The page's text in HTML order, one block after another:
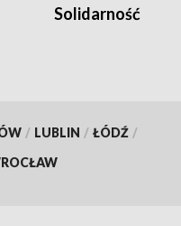
Solidarność
/ LUBLIN / ŁÓDŹ /